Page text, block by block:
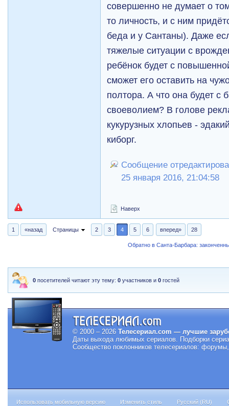
совершенно не думает о
то личность, и с ним
беда и у Сантаны). Даже
тяжелые ситуации с
ребёнок будет с
сможет его оставить на
полтора. А что она будет с
своеволием? В голове
кукурузных хлопьев -
киборг.
Сообщение
25 января 2016, 21:04:58
Наверх
1 «назад Страницы 2 3 4 5 6 вперед» 28
Обратно в Санта-Барбара:
0 посетителей читают эту тему:0 участников и0 гостей
© 2000 – 2026 Телесериал.com — лучшие
Даты выхода любимых сериалов. Подборки
Сообщество поклонников телесериалов:
Использовать мобильную версию Изменить стиль Русский (RU)